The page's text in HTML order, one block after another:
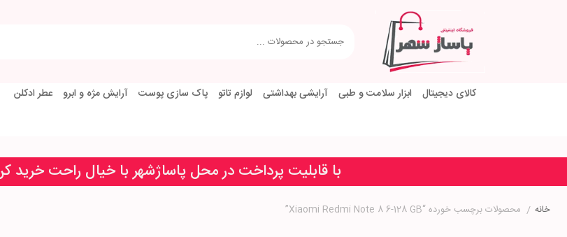
کالای دیجیتال ابزار سلامت و طبی آرایشی بهداشتی لوازم تاتو پاک سازی پوست آرایش مژه و ابرو عطر ادکلن
با قابلیت پرداخت در محل پاساژشهر با خیال راحت خرید
خانه / محصولات برچسب خورده “Xiaomi Redmi Note 8 6-128 GB”